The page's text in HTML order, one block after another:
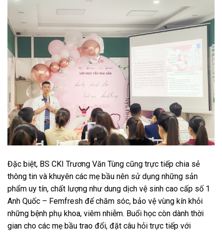
Đặc biệt, BS CKI Trương Văn Tùng cũng trực tiếp chia sẻ
thông tin và khuyên các mẹ bầu nên sử dụng những sản
phẩm uy tín, chất lượng như dung dịch vệ sinh cao cấp số 1
Anh Quốc – Femfresh để chăm sóc, bảo vệ vùng kín khỏi
những bệnh phụ khoa, viêm nhiễm. Buổi học còn dành thời
gian cho các mẹ bầu trao đổi, đặt câu hỏi trực tiếp với